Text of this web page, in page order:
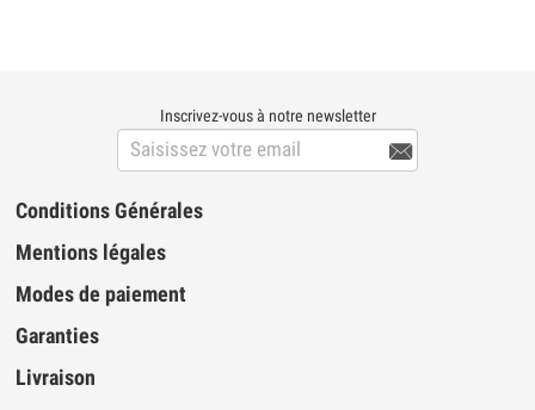
Inscrivez-vous à notre newsletter

Conditions Générales
Mentions légales
Modes de paiement
Garanties
Livraison